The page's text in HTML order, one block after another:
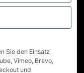
Sie den Einsatz
Vimeo, Brevo,
und